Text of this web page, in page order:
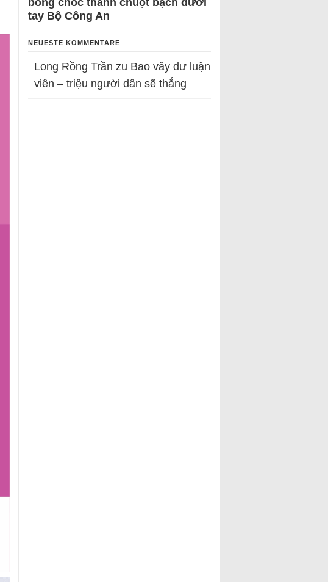
bỗng chốc thành chuột bạch dưới
tay Bộ Công An
NEUESTE KOMMENTARE
Long Rồng Trần zu Bao vây dư luận
viên – triệu người dân sẽ thắng